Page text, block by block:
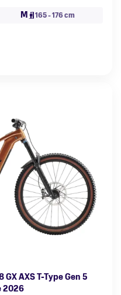
M 165 - 176 cm
AXS T-Type Gen 5
2026